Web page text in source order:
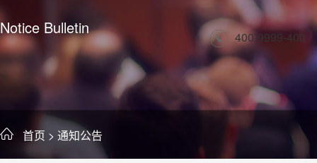
400-9999-400
Notice Bulletin
首页 > 通知公告